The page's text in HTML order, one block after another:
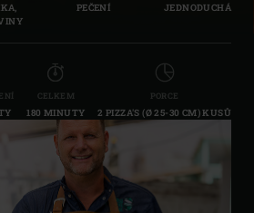
PEČENÍ JEDNODUCHÁ
CELKEM
180 MINUTY
PORCE
2 PIZZA'S (Ø 25-30 CM) KUSŮ